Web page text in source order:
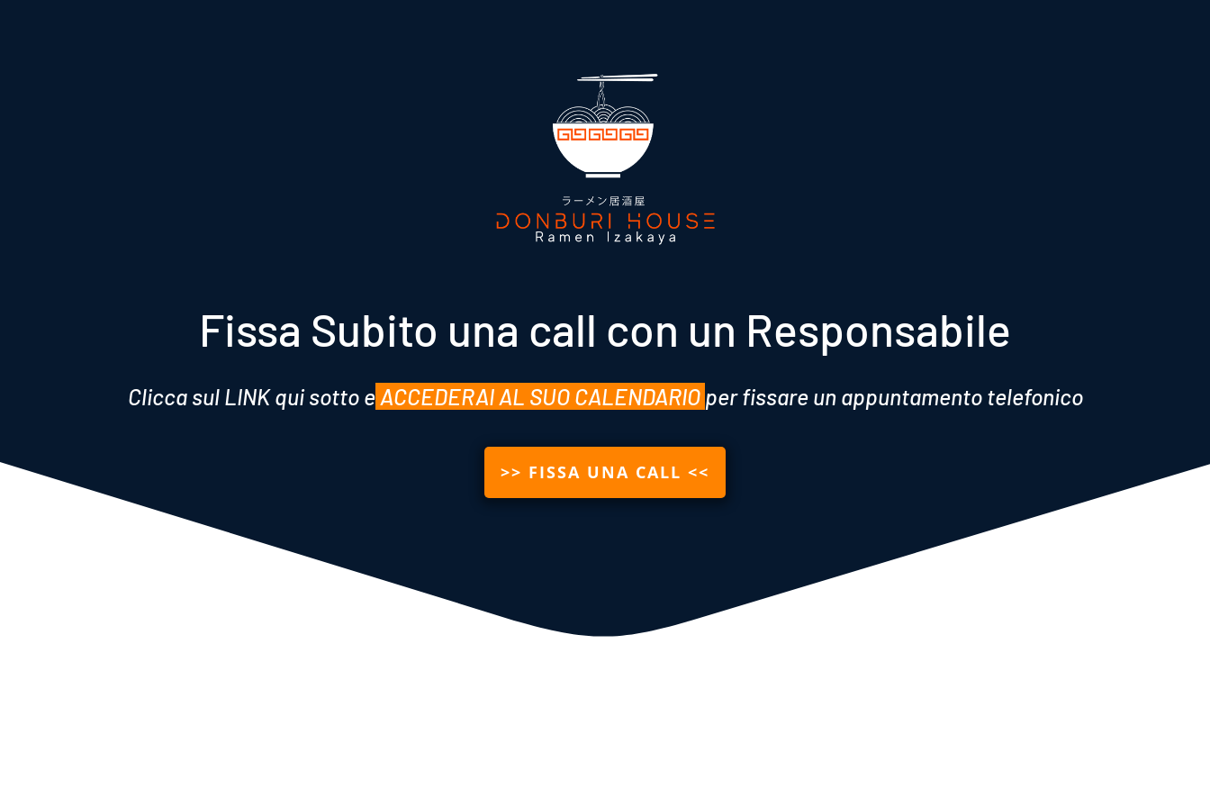
Fissa Subito una call con un Responsabile
Clicca sul LINK qui sotto eACCEDERAI AL SUO CALENDARIO per fissare un appuntamento telefonico
>> FISSA UNA CALL <<